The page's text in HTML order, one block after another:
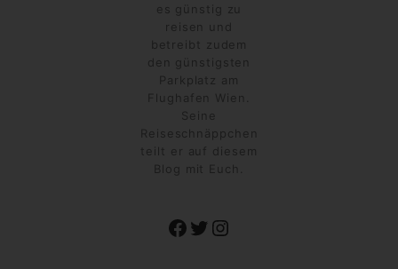
es günstig zu
reisen und
betreibt zudem
den günstigsten
Parkplatz am
Flughafen Wien.
Seine
Reiseschnäppchen
teilt er auf diesem
Blog mit Euch.
Facebook
TwitterInstagram